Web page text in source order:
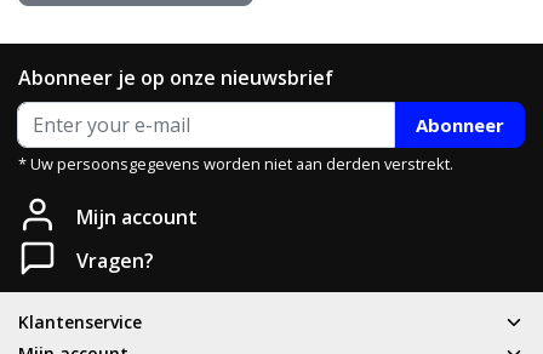
Abonneer je op onze nieuwsbrief
Abonneer
* Uw persoonsgegevens worden niet aan derden verstrekt.
Mijn account
Vragen?
Klantenservice